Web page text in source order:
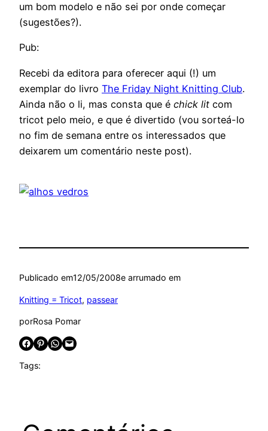
um bom modelo e não sei por onde começar
(sugestões?).
Pub:
Recebi da editora para oferecer aqui (!) um
exemplar do livro The Friday Night Knitting Club.
Ainda não o li, mas consta que é chick lit com
tricot pelo meio, e que é divertido (vou sorteá-lo
no fim de semana entre os interessados que
deixarem um comentário neste post).
Publicado em12/05/2008e arrumado em
Knitting = Tricot, passear
porRosa Pomar
Share on Facebook Share on Pinterest Share on WhatsApp Email this Page
Tags: